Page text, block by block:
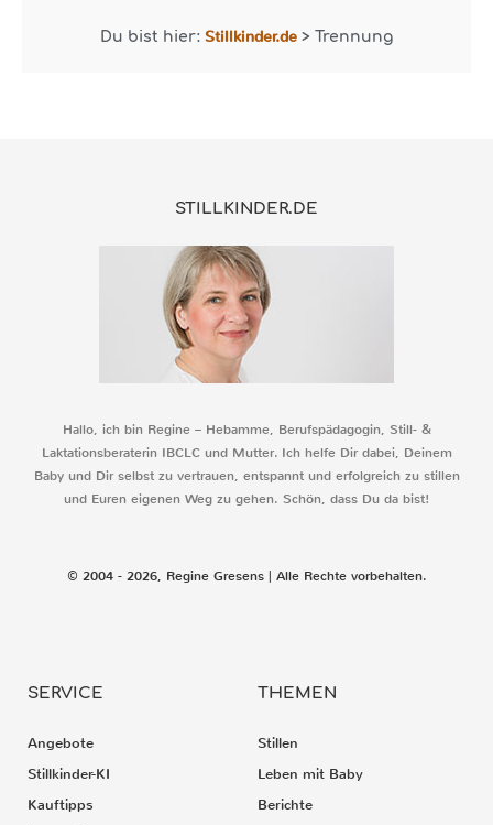
Du bist hier: Stillkinder.de > Trennung
STILLKINDER.DE
Hallo, ich bin Regine – Hebamme, Berufspädagogin, Still- &
Laktationsberaterin IBCLC und Mutter. Ich helfe Dir dabei, Deinem
Baby und Dir selbst zu vertrauen, entspannt und erfolgreich zu stillen
und Euren eigenen Weg zu gehen. Schön, dass Du da bist!
© 2004 - 2026, Regine Gresens | Alle Rechte vorbehalten.
SERVICE
Angebote
Stillkinder-KI
Kauftipps
THEMEN
Stillen
Leben mit Baby
Berichte